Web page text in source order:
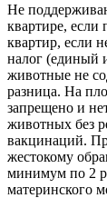
Не
квартире,
квартир, если
налог (единый
животные не
разница. На
запрещено и
животных без
вакцинаций.
жестокому
минимум по 2
материнского